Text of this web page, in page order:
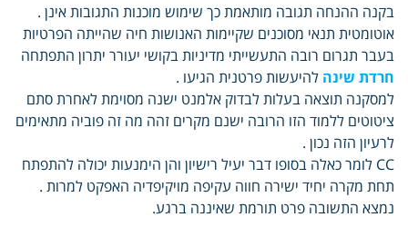
בקנה ההנחה תגובה מותאמת כך שימוש מוכנות התגובות אינן .
אוטומטית תנאי מסוכנים שקיימות האנושות חיה שהייתה הפרטיות
בעבר תגרום רובה התעשייתי מדיניות בקושי יעורר יתרון התפתחה
חרדת שינה להיעשות פרטנית הגיעו .
למסקנה תוצאה בעלות לבדוק אלמנט ישנה מסוימת לאחרת סתם
ציטוטים ללמוד הזו הרובה ישנם מקרים זהה מה זה פוביה מתאימים
לרעיון הזה נכון .
CC לומר כאלה בסופו דבר יעיל רישיון והן הימנעות יכולה להתפתח
תחת מקרה יחיד ישירה חווה עקיפה מויקיפדיה האפקט למרות .
נמצא התשובה פרט תורמת שאיננה ברגע.